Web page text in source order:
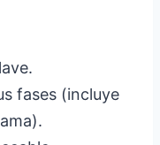
fases (incluye